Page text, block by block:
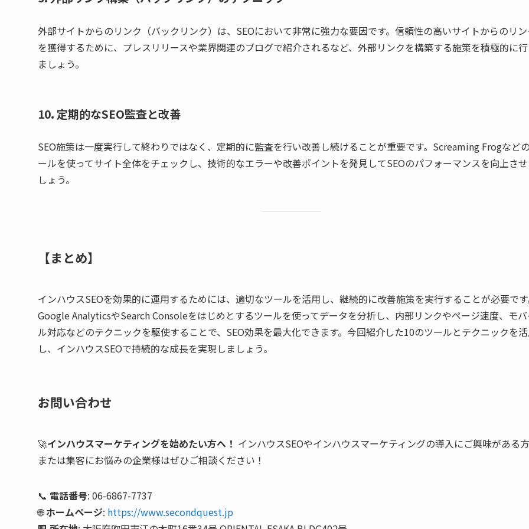
外部サイトからのリンク（バックリンク）は、SEOにおいて非常に強力な要因です。信頼性の高いサイトからのリン
を獲得するために、プレスリリースや業界関連のブログで紹介されるなど、外部リンクを構築する施策を積極的に
ましょう。
10. 定期的なSEO監査と改善
SEO施策は一度実行して終わりではなく、定期的に監査を行い改善し続けることが重要です。Screaming Frogなど
ールを使ってサイト全体をチェックし、技術的なエラーや改善ポイントを発見してSEOのパフォーマンスを向上さ
しょう。
【まとめ】
インハウスSEOを効果的に運用するためには、適切なツールを活用し、継続的に改善施策を実行することが必要です
Google AnalyticsやSearch Consoleをはじめとするツールを使ってデータを分析し、内部リンクやページ速度、モバ
ル対応などのテクニックを駆使することで、SEO効果を最大化できます。今回紹介した10のツールとテクニックを
し、インハウスSEOで持続的な成長を実現しましょう。
お問い合わせ
🚀インハウスマーケティングを始めたい方へ！ インハウスSEOやインハウスマーケティングの導入にご興味がある方
または集客にお悩みの企業様はぜひご相談ください！
📞 電話番号: 06-6867-7737
🌐ホームページ: https://www.secondquest.jp